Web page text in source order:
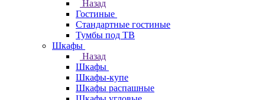
Назад
Гостиные
Стандартные гостиные
Тумбы под ТВ
Шкафы
Назад
Шкафы
Шкафы-купе
Шкафы распашные